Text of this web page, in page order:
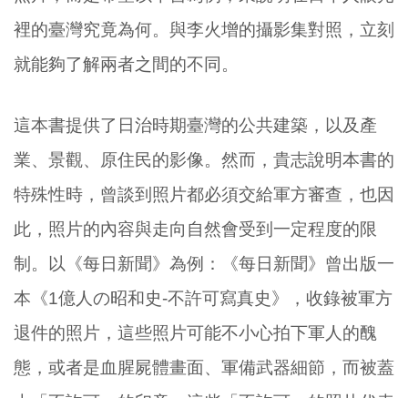
裡的臺灣究竟為何。與李火增的攝影集對照，立刻
就能夠了解兩者之間的不同。
這本書提供了日治時期臺灣的公共建築，以及產
業、景觀、原住民的影像。然而，貴志說明本書的
特殊性時，曾談到照片都必須交給軍方審查，也因
此，照片的內容與走向自然會受到一定程度的限
制。以《每日新聞》為例：《每日新聞》曾出版一
本《1億人の昭和史-不許可寫真史》，收錄被軍方
退件的照片，這些照片可能不小心拍下軍人的醜
態，或者是血腥屍體畫面、軍備武器細節，而被蓋